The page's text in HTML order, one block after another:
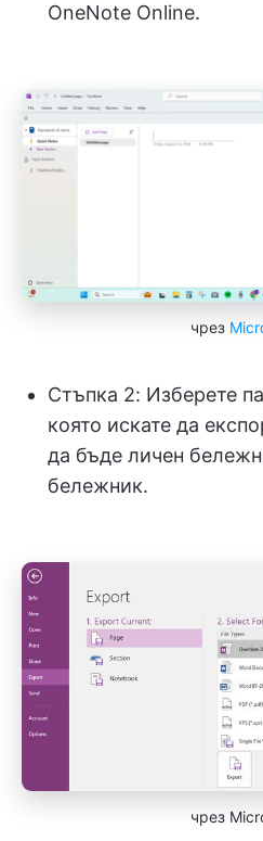
OneNote Online.
чрез
Стъпка 2: Изберете
която искате да
да бъде личен
бележник.
чрез